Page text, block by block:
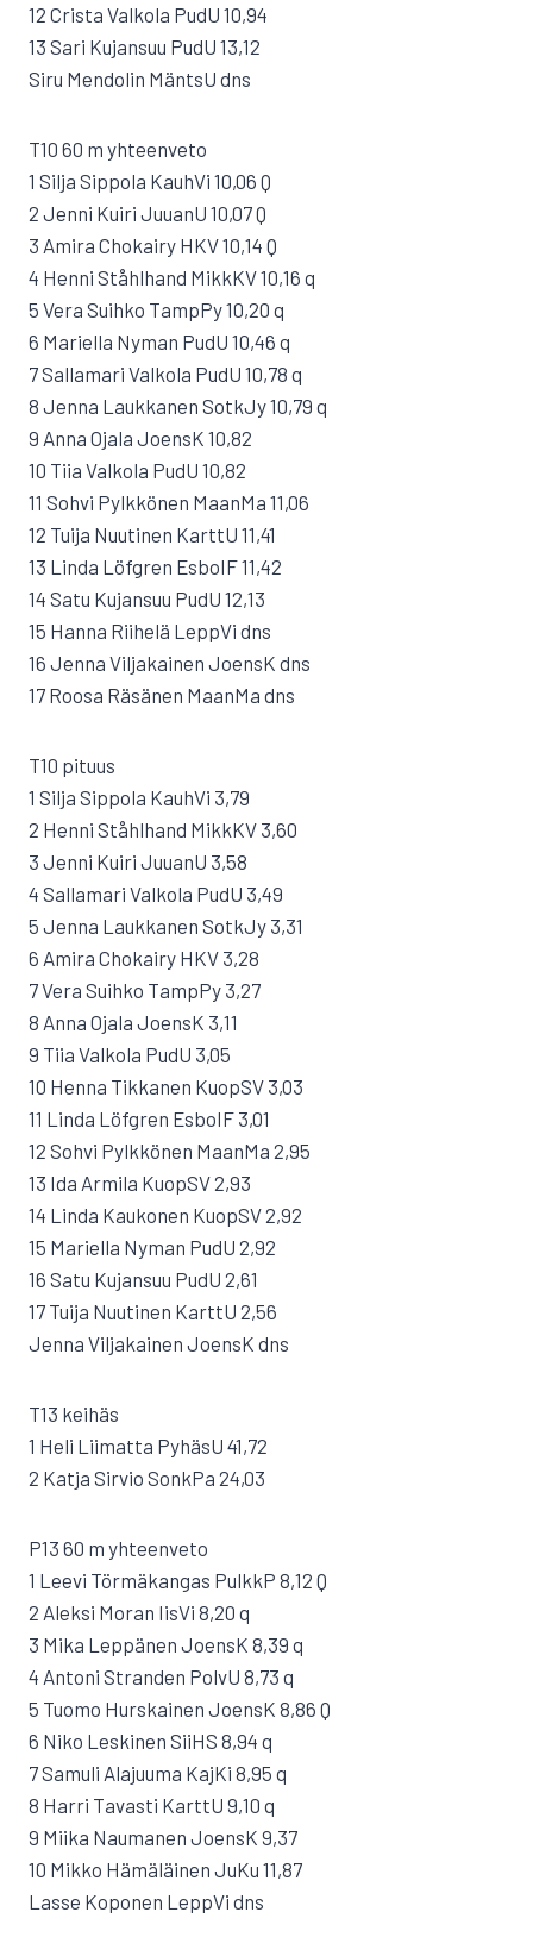
12 Crista Valkola PudU 10,94
13 Sari Kujansuu PudU 13,12
Siru Mendolin MäntsU dns
T10 60 m yhteenveto
1 Silja Sippola KauhVi 10,06 Q
2 Jenni Kuiri JuuanU 10,07 Q
3 Amira Chokairy HKV 10,14 Q
4 Henni Ståhlhand MikkKV 10,16 q
5 Vera Suihko TampPy 10,20 q
6 Mariella Nyman PudU 10,46 q
7 Sallamari Valkola PudU 10,78 q
8 Jenna Laukkanen SotkJy 10,79 q
9 Anna Ojala JoensK 10,82
10 Tiia Valkola PudU 10,82
11 Sohvi Pylkkönen MaanMa 11,06
12 Tuija Nuutinen KarttU 11,41
13 Linda Löfgren EsboIF 11,42
14 Satu Kujansuu PudU 12,13
15 Hanna Riihelä LeppVi dns
16 Jenna Viljakainen JoensK dns
17 Roosa Räsänen MaanMa dns
T10 pituus
1 Silja Sippola KauhVi 3,79
2 Henni Ståhlhand MikkKV 3,60
3 Jenni Kuiri JuuanU 3,58
4 Sallamari Valkola PudU 3,49
5 Jenna Laukkanen SotkJy 3,31
6 Amira Chokairy HKV 3,28
7 Vera Suihko TampPy 3,27
8 Anna Ojala JoensK 3,11
9 Tiia Valkola PudU 3,05
10 Henna Tikkanen KuopSV 3,03
11 Linda Löfgren EsboIF 3,01
12 Sohvi Pylkkönen MaanMa 2,95
13 Ida Armila KuopSV 2,93
14 Linda Kaukonen KuopSV 2,92
15 Mariella Nyman PudU 2,92
16 Satu Kujansuu PudU 2,61
17 Tuija Nuutinen KarttU 2,56
Jenna Viljakainen JoensK dns
T13 keihäs
1 Heli Liimatta PyhäsU 41,72
2 Katja Sirvio SonkPa 24,03
P13 60 m yhteenveto
1 Leevi Törmäkangas PulkkP 8,12 Q
2 Aleksi Moran IisVi 8,20 q
3 Mika Leppänen JoensK 8,39 q
4 Antoni Stranden PolvU 8,73 q
5 Tuomo Hurskainen JoensK 8,86 Q
6 Niko Leskinen SiiHS 8,94 q
7 Samuli Alajuuma KajKi 8,95 q
8 Harri Tavasti KarttU 9,10 q
9 Miika Naumanen JoensK 9,37
10 Mikko Hämäläinen JuKu 11,87
Lasse Koponen LeppVi dns